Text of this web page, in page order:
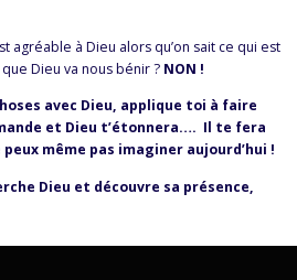
agréable à Dieu alors qu’on sait ce qui est
Dieu va nous bénir ? NON !
avec Dieu, applique toi à faire
et Dieu t’étonnera…. Il te fera
même pas imaginer aujourd’hui !
Dieu et découvre sa présence,